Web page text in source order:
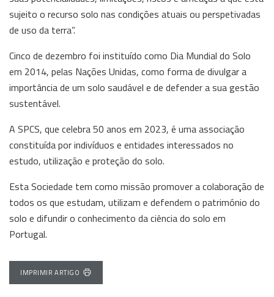
sujeito o recurso solo nas condições atuais ou perspetivadas
de uso da terra”.
Cinco de dezembro foi instituído como Dia Mundial do Solo
em 2014, pelas Nações Unidas, como forma de divulgar a
importância de um solo saudável e de defender a sua gestão
sustentável.
A SPCS, que celebra 50 anos em 2023, é uma associação
constituída por indivíduos e entidades interessados no
estudo, utilização e proteção do solo.
Esta Sociedade tem como missão promover a colaboração de
todos os que estudam, utilizam e defendem o património do
solo e difundir o conhecimento da ciência do solo em
Portugal.
IMPRIMIR ARTIGO